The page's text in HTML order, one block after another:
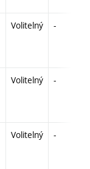
Volitelný -
Volitelný -
Volitelný -